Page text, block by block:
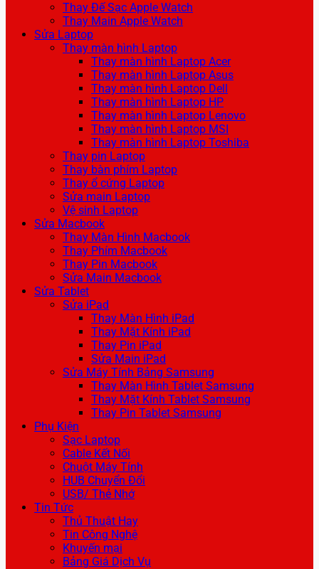
Thay Đế Sạc Apple Watch
Thay Main Apple Watch
Sửa Laptop
Thay màn hình Laptop
Thay màn hình Laptop Acer
Thay màn hình Laptop Asus
Thay màn hình Laptop Dell
Thay màn hình Laptop HP
Thay màn hình Laptop Lenovo
Thay màn hình Laptop MSI
Thay màn hình Laptop Toshiba
Thay pin Laptop
Thay bàn phím Laptop
Thay ổ cứng Laptop
Sửa main Laptop
Vệ sinh Laptop
Sửa Macbook
Thay Màn Hình Macbook
Thay Phím Macbook
Thay Pin Macbook
Sửa Main Macbook
Sửa Tablet
Sửa iPad
Thay Màn Hình iPad
Thay Mặt Kính iPad
Thay Pin iPad
Sửa Main iPad
Sửa Máy Tính Bảng Samsung
Thay Màn Hình Tablet Samsung
Thay Mặt Kính Tablet Samsung
Thay Pin Tablet Samsung
Phụ Kiện
Sạc Laptop
Cable Kết Nối
Chuột Máy Tính
HUB Chuyển Đổi
USB/ Thẻ Nhớ
Tin Tức
Thủ Thuật Hay
Tin Công Nghệ
Khuyến mại
Bảng Giá Dịch Vụ